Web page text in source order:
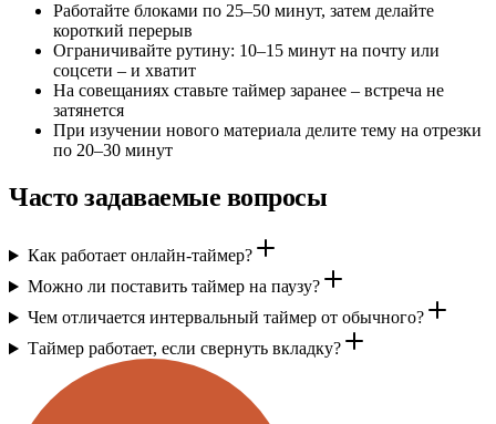
Работайте блоками по 25–50 минут, затем делайте
короткий перерыв
Ограничивайте рутину: 10–15 минут на почту или
соцсети – и хватит
На совещаниях ставьте таймер заранее – встреча не
затянется
При изучении нового материала делите тему на отрезки
по 20–30 минут
Часто задаваемые вопросы
Как работает онлайн-таймер?
Можно ли поставить таймер на паузу?
Чем отличается интервальный таймер от обычного?
Таймер работает, если свернуть вкладку?